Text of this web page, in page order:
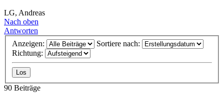
LG, Andreas
Nach oben
Antworten
Anzeigen:
Sortiere nach:
Richtung:
90 Beiträge